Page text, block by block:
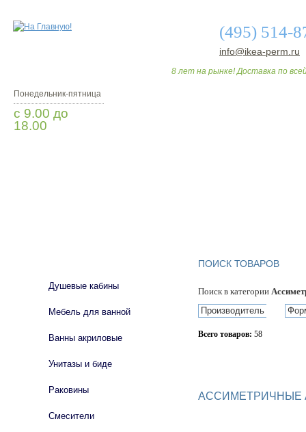
(495) 514-
info@ikea-perm.ru
8 лет на рынке! Доставка по
Понедельник-пятница
с 9.00 до
18.00
ПОИСК ТОВАРОВ
Поиск в категории
Производитель
Всего товаров: 58
АССИМЕТРИЧНЫЕ
Душевые кабины
Мебель для ванной
Ванны акриловые
Унитазы и биде
Раковины
Смесители